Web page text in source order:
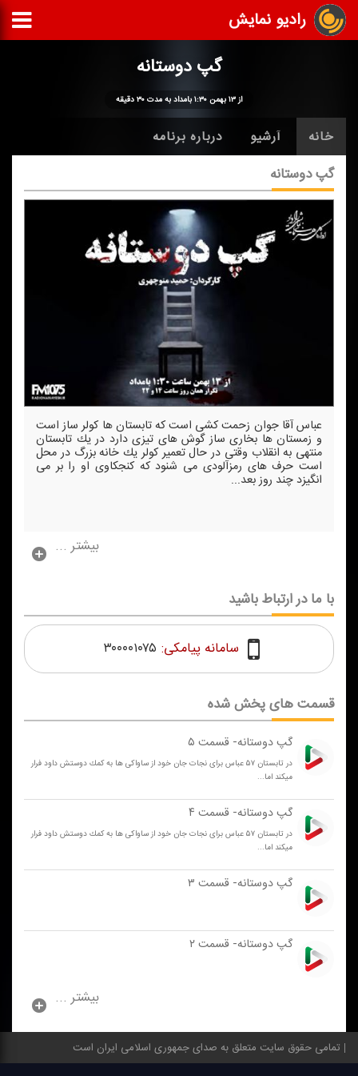
رادیو نمایش
گپ دوستانه
از ۱۳ بهمن ۱:۳۰ بامداد به مدت ۳۰ دقیقه
خانه آرشیو درباره برنامه
گپ دوستانه
عباس آقا جوان زحمت كشی است كه تابستان ها كولر ساز است
و زمستان ها بخاری ساز گوش های تیزی دارد در یك تابستان
منتهی به انقلاب وقتی در حال تعمیر كولر یك خانه بزرگ در محل
است حرف های رمزآلودی می شنود كه كنجكاوی او را بر می
انگیزد چند روز بعد...
بیشتر ...
قسمت های پخش شده
گپ دوستانه- قسمت ۵
در تابستان ۵۷ عباس برای نجات جان خود از ساواكی ها به كمك دوستش داود فرار
میكند اما...
گپ دوستانه- قسمت ۴
در تابستان ۵۷ عباس برای نجات جان خود از ساواكی ها به كمك دوستش داود فرار
میكند اما...
گپ دوستانه- قسمت ۳
گپ دوستانه- قسمت ۲
بیشتر ...
با ما در ارتباط باشید
سامانه پیامکی: ۳۰۰۰۰۱۰۷۵
تمامی حقوق سایت متعلق به صدای جمهوری اسلامی ایران است